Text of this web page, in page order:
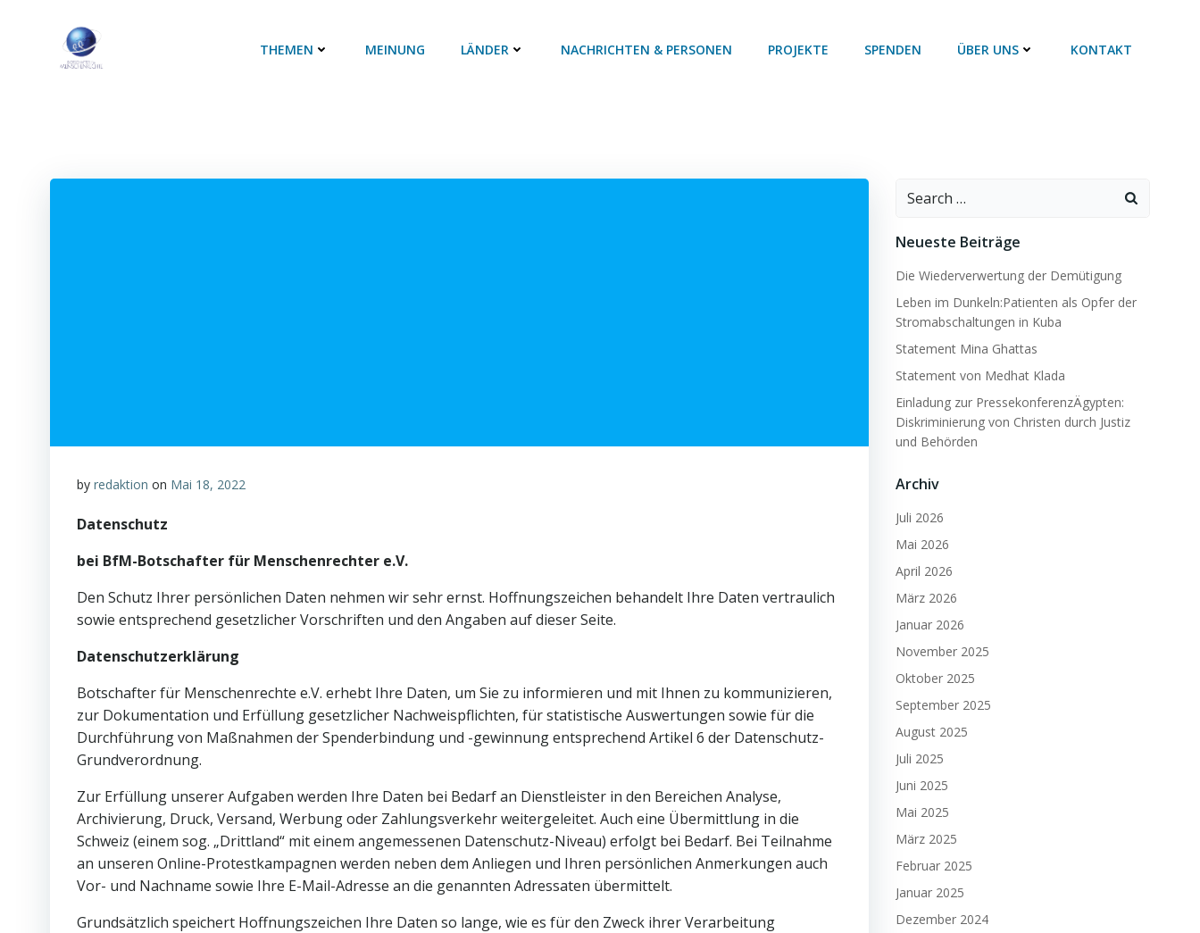
THEMEN MEINUNG LÄNDER NACHRICHTEN & PERSONEN PROJEKTE SPENDEN ÜBER UNS KONTAKT
by redaktion on Mai 18, 2022
Datenschutz
bei BfM-Botschafter für Menschenrechter e.V.
Den Schutz Ihrer persönlichen Daten nehmen wir sehr ernst. Hoffnungszeichen behandelt Ihre Daten vertraulich
sowie entsprechend gesetzlicher Vorschriften und den Angaben auf dieser Seite.
Datenschutzerklärung
Botschafter für Menschenrechte e.V. erhebt Ihre Daten, um Sie zu informieren und mit Ihnen zu kommunizieren,
zur Dokumentation und Erfüllung gesetzlicher Nachweispflichten, für statistische Auswertungen sowie für die
Durchführung von Maßnahmen der Spenderbindung und -gewinnung entsprechend Artikel 6 der Datenschutz-
Grundverordnung.
Zur Erfüllung unserer Aufgaben werden Ihre Daten bei Bedarf an Dienstleister in den Bereichen Analyse,
Archivierung, Druck, Versand, Werbung oder Zahlungsverkehr weitergeleitet. Auch eine Übermittlung in die
Schweiz (einem sog. „Drittland“ mit einem angemessenen Datenschutz-Niveau) erfolgt bei Bedarf. Bei Teilnahme
an unseren Online-Protestkampagnen werden neben dem Anliegen und Ihren persönlichen Anmerkungen auch
Vor- und Nachname sowie Ihre E-Mail-Adresse an die genannten Adressaten übermittelt.
Grundsätzlich speichert Hoffnungszeichen Ihre Daten so lange, wie es für den Zweck ihrer Verarbeitung
Search
Neueste Beiträge
Die Wiederverwertung der Demütigung
Leben im Dunkeln:Patienten als Opfer der
Stromabschaltungen in Kuba
Statement Mina Ghattas
Statement von Medhat Klada
Einladung zur PressekonferenzÄgypten:
Diskriminierung von Christen durch Justiz
und Behörden
Archiv
Juli 2026
Mai 2026
April 2026
März 2026
Januar 2026
November 2025
Oktober 2025
September 2025
August 2025
Juli 2025
Juni 2025
Mai 2025
März 2025
Februar 2025
Januar 2025
Dezember 2024